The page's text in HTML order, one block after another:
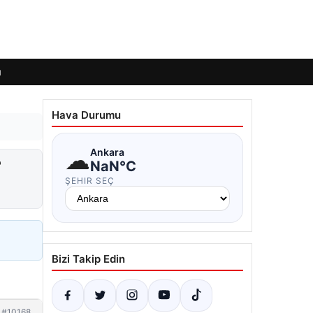
Hava Durumu
☁Ankara
NaN°C
ŞEHIR SEÇ
Bizi Takip Edin